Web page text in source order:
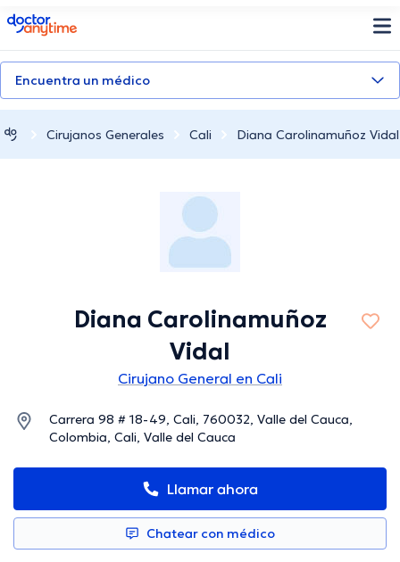
doctoranytime
Encuentra un médico
Cirujanos Generales Cali Diana Carolinamuñoz Vidal
Diana Carolinamuñoz
Vidal
Cirujano General en Cali
Carrera 98 # 18-49, Cali, 760032, Valle del Cauca,
Colombia, Cali, Valle del Cauca
Llamar ahora
Chatear con médico